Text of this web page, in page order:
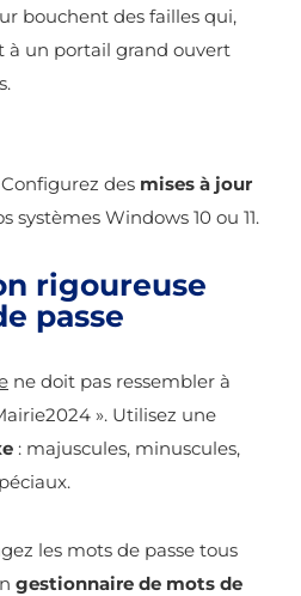
bouchent des failles qui,
à un portail grand ouvert
Configurez des mises à jour
systèmes Windows 10 ou 11.
rigoureuse
passe
ne doit pas ressembler à
». Utilisez une
: majuscules, minuscules,
les mots de passe tous
gestionnaire de mots de